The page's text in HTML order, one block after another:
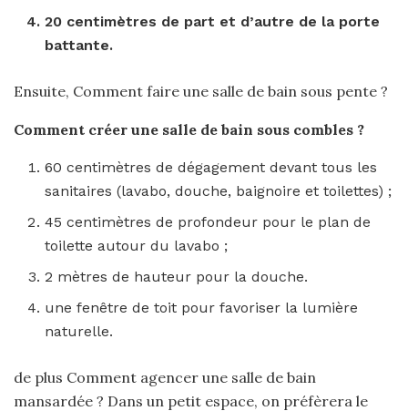
20 centimètres de part et d’autre de la porte
battante.
Ensuite, Comment faire une salle de bain sous pente ?
Comment créer une salle de bain sous combles ?
60 centimètres de dégagement devant tous les
sanitaires (lavabo, douche, baignoire et toilettes) ;
45 centimètres de profondeur pour le plan de
toilette autour du lavabo ;
2 mètres de hauteur pour la douche.
une fenêtre de toit pour favoriser la lumière
naturelle.
de plus Comment agencer une salle de bain
mansardée ? Dans un petit espace, on préfèrera le